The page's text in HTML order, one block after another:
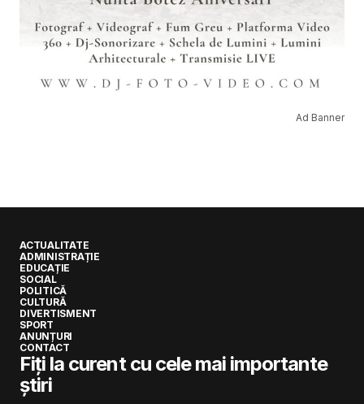
Ad Banner
ACTUALITATE
ADMINISTRAȚIE
EDUCAȚIE
SOCIAL
POLITICĂ
CULTURĂ
DIVERTISMENT
SPORT
ANUNȚURI
CONTACT
Fiți la curent cu cele mai importante
știri